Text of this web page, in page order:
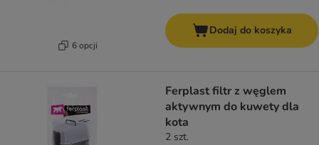
6 opcji
Dodaj do koszyka
Ferplast filtr z węglem
aktywnym do kuwety dla
kota
2 szt.